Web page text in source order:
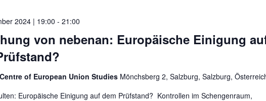
von nebenan: Europäische Einigung
2024 | 19:00 -21:00
of European Union Studies Mönchsberg 2, Salzburg, Salzburg,
Europäische Einigung auf dem Prüfstand? Kontrollen im Schengenraum,